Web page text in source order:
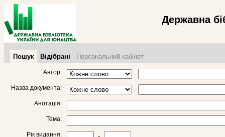
Державна
Пошук Відібрані Персональний кабінет
Автор:
Назва документа:
Анотація:
Тема:
Рік видання: